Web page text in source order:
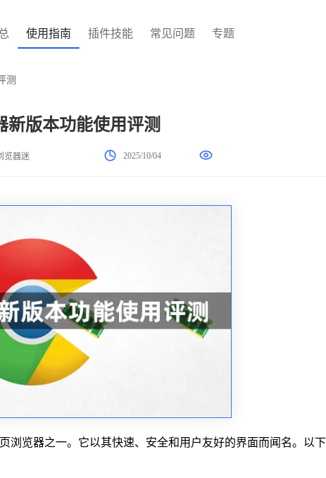
使用指南 插件技能 常见问题 专题
测
新版本功能使用评测
览器迷 2025/10/04
浏览器之一。它以其快速、安全和用户友好的界面而闻名。以